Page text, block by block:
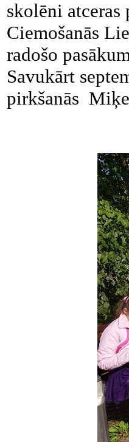
skolēni
Ciemošanās
radošo
Savukārt
pirkšanās